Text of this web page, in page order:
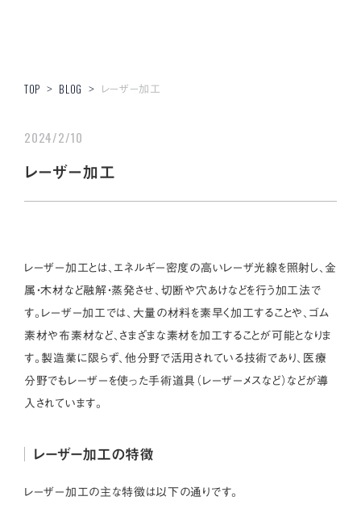
TOP > BLOG > レーザー加工
2024/2/10
レーザー加工
レーザー加工とは、エネルギー密度の高いレーザ光線を照射し、金
属・木材など融解・蒸発させ、切断や穴あけなどを行う加工法で
す。レーザー加工では、大量の材料を素早く加工することや、ゴム
素材や布素材など、さまざまな素材を加工することが可能となりま
す。製造業に限らず、他分野で活用されている技術であり、医療
分野でもレーザーを使った手術道具（レーザーメスなど）などが導
入されています。
レーザー加工の特徴
レーザー加工の主な特徴は以下の通りです。